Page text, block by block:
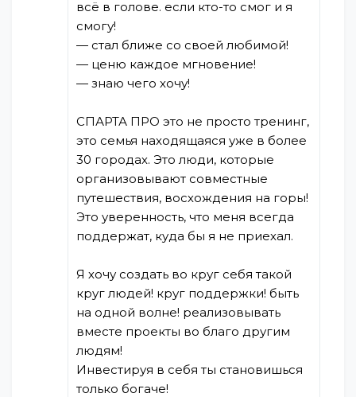
всё в голове. если кто-то смог и я
смогу!
— стал ближе со своей любимой!
— ценю каждое мгновение!
— знаю чего хочу!
СПАРТА ПРО это не просто тренинг,
это семья находящаяся уже в более
30 городах. Это люди, которые
организовывают совместные
путешествия, восхождения на горы!
Это уверенность, что меня всегда
поддержат, куда бы я не приехал.
Я хочу создать во круг себя такой
круг людей! круг поддержки! быть
на одной волне! реализовывать
вместе проекты во благо другим
людям!
Инвестируя в себя ты становишься
только богаче!